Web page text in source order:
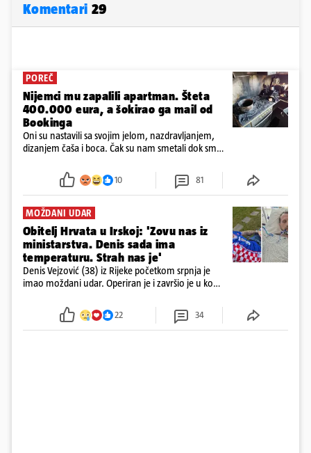
Komentari 29
POREČ
Nijemci mu zapalili apartman. Šteta
400.000 eura, a šokirao ga mail od
Bookinga
Oni su nastavili sa svojim jelom, nazdravljanjem,
dizanjem čaša i boca. Čak su nam smetali dok smo
požar, rekao je vlasnik
10 81
MOŽDANI UDAR
Obitelj Hrvata u Irskoj: 'Zovu nas iz
ministarstva. Denis sada ima
temperaturu. Strah nas je'
Denis Vejzović (38) iz Rijeke početkom srpnja je
imao moždani udar. Operiran je i završio je u komi.
tamošnji liječnici ne vjeruju u oporavak: 'Imamo
22 34